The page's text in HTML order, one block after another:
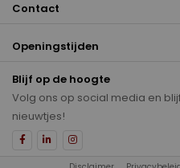
Contact
Openingstijden
Blijf op de hoogte
Volg ons op social media en
nieuwtjes!